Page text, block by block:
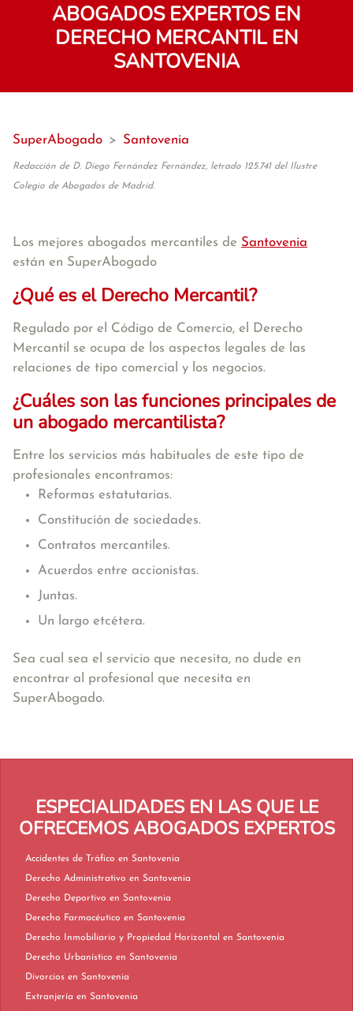
ABOGADOS EXPERTOS EN
DERECHO MERCANTIL EN
SANTOVENIA
SuperAbogado > Santovenia
Redacción de D. Diego Fernández Fernández, letrado 125.741 del Ilustre
Colegio de Abogados de Madrid.
Los mejores abogados mercantiles de Santovenia
están en SuperAbogado
¿Qué es el Derecho Mercantil?
Regulado por el Código de Comercio, el Derecho
Mercantil se ocupa de los aspectos legales de las
relaciones de tipo comercial y los negocios.
¿Cuáles son las funciones principales de
un abogado mercantilista?
Entre los servicios más habituales de este tipo de
profesionales encontramos:
Reformas estatutarias.
Constitución de sociedades.
Contratos mercantiles.
Acuerdos entre accionistas.
Juntas.
Un largo etcétera.
Sea cual sea el servicio que necesita, no dude en
encontrar al profesional que necesita en
SuperAbogado.
ESPECIALIDADES EN LAS QUE LE
OFRECEMOS ABOGADOS EXPERTOS
Accidentes de Tráfico en Santovenia
Derecho Administrativo en Santovenia
Derecho Deportivo en Santovenia
Derecho Farmacéutico en Santovenia
Derecho Inmobiliario y Propiedad Horizontal en Santovenia
Derecho Urbanístico en Santovenia
Divorcios en Santovenia
Extranjería en Santovenia